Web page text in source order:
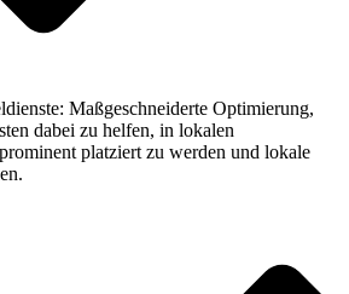
Maßgeschneiderte Optimierung,
dabei zu helfen, in lokalen
platziert zu werden und lokale